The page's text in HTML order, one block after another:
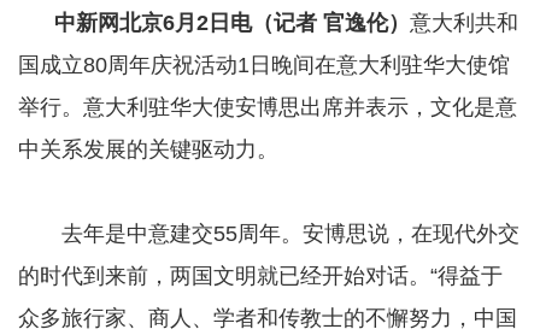
中新网北京6月2日电（记者 官逸伦） 意大利共和
国成立80周年庆祝活动1日晚间在意大利驻华大使馆
举行。意大利驻华大使安博思出席并表示，文化是意
中关系发展的关键驱动力。
去年是中意建交55周年。安博思说，在现代外交
的时代到来前，两国文明就已经开始对话。“得益于
众多旅行家、商人、学者和传教士的不懈努力，中国